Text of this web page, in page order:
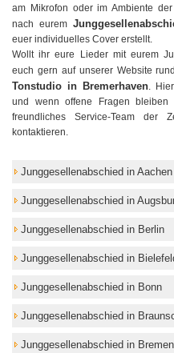
am Mikrofon oder im Ambiente
nach eurem
euer individuelles Cover erstellt.
Wollt ihr eure Lieder mit eurem
euch gern auf unserer Website
Tonstudio in Bremerhaven.
und wenn offene Fragen
freundliches Service-Team der
kontaktieren.
Junggesellenabschied in Aachen
Junggesellenabschied in
Junggesellenabschied in Berlin
Junggesellenabschied in
Junggesellenabschied in Bonn
Junggesellenabschied in
Junggesellenabschied in Bremen